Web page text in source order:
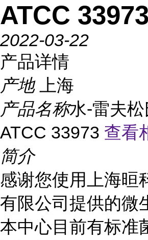
ATCC 33973
2022-03-22
产品详情
产地
上海
产品名称水-雷夫
ATCC 33973 查看
简介
感谢您使用上海晅
有限公司提供的微
本中心目前有标准